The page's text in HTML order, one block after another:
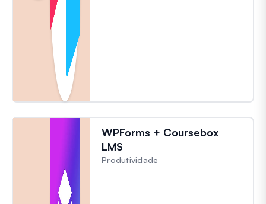
WPForms + Coursebox
LMS
Produtividade